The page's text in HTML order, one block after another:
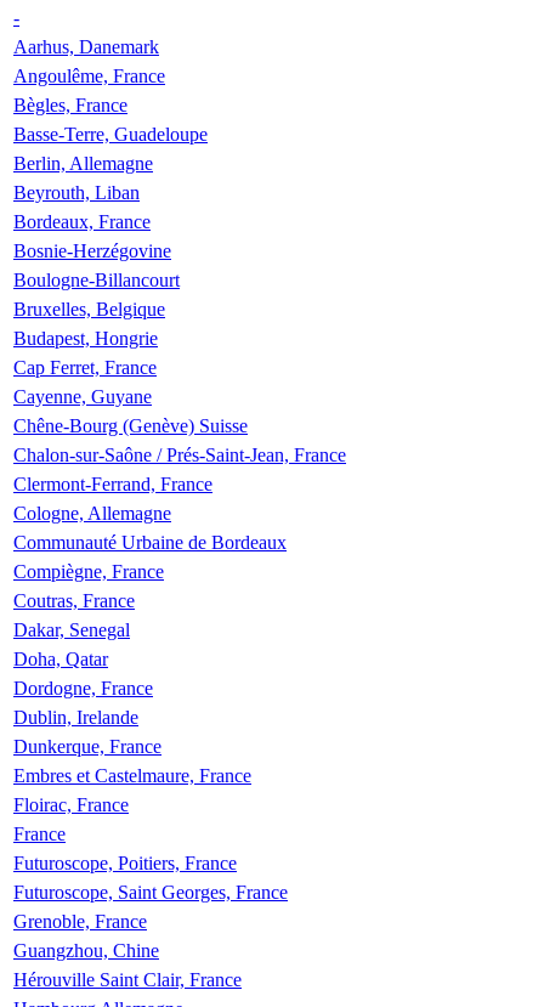
-
Aarhus, Danemark
Angoulême, France
Bègles, France
Basse-Terre, Guadeloupe
Berlin, Allemagne
Beyrouth, Liban
Bordeaux, France
Bosnie-Herzégovine
Boulogne-Billancourt
Bruxelles, Belgique
Budapest, Hongrie
Cap Ferret, France
Cayenne, Guyane
Chêne-Bourg (Genève) Suisse
Chalon-sur-Saône / Prés-Saint-Jean, France
Clermont-Ferrand, France
Cologne, Allemagne
Communauté Urbaine de Bordeaux
Compiègne, France
Coutras, France
Dakar, Senegal
Doha, Qatar
Dordogne, France
Dublin, Irelande
Dunkerque, France
Embres et Castelmaure, France
Floirac, France
France
Futuroscope, Poitiers, France
Futuroscope, Saint Georges, France
Grenoble, France
Guangzhou, Chine
Hérouville Saint Clair, France